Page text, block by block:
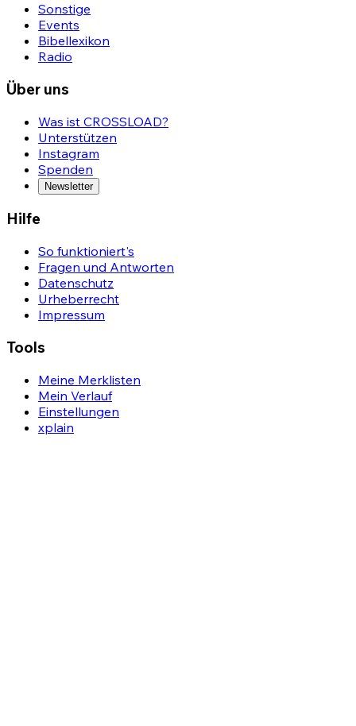
Sonstige
Events
Bibellexikon
Radio
Über uns
Was ist CROSSLOAD?
Unterstützen
Instagram
Spenden
Newsletter
Hilfe
So funktioniert's
Fragen und Antworten
Datenschutz
Urheberrecht
Impressum
Tools
Meine Merklisten
Mein Verlauf
Einstellungen
xplain